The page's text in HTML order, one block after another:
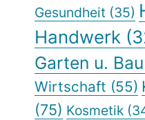
Gesundheit (35)
Handwerk
Garten u. Bau
Wirtschaft (55)
(75) Kosmetik